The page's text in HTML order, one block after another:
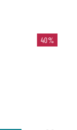
40%